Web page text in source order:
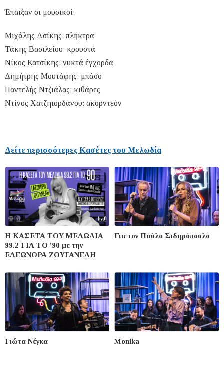
Έπαιξαν οι μουσικοί:
Μιχάλης Ασίκης: πλήκτρα
Τάκης Βασιλείου: κρουστά
Νίκος Κατσίκης: νυκτά έγχορδα
Δημήτρης Μουτάφης: μπάσο
Παντελής Ντζιάλας: κιθάρες
Ντίνος Χατζηιορδάνου: ακορντεόν
Δείτε περισσότερες Κασέτες του Μελωδία
Η ΚΑΣΕΤΑ ΤΟΥ ΜΕΛΩΔΙΑ
99.2 ΓΙΑ ΤΟ ’90 με την
ΕΛΕΩΝΟΡΑ ΖΟΥΓΑΝΕΛΗ
Για τον Παύλο Σιδηρόπουλο
Γιώτα Νέγκα Monika